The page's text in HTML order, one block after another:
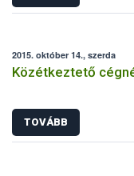
2015. október 14., szerda
Közétkeztető
TOVÁBB